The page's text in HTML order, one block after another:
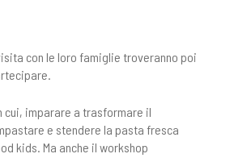
con le loro famiglie troveranno poi
imparare a trasformare il
e stendere la pasta fresca
kids. Ma anche il workshop